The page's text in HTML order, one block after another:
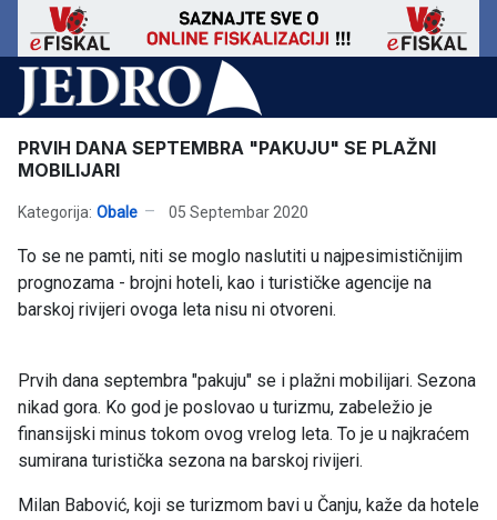
PRVIH DANA SEPTEMBRA "PAKUJU" SE PLAŽNI
MOBILIJARI
Kategorija: Obale 05 Septembar 2020
To se ne pamti, niti se moglo naslutiti u najpesimističnijim
prognozama - brojni hoteli, kao i turističke agencije na
barskoj rivijeri ovoga leta nisu ni otvoreni.
Prvih dana septembra "pakuju" se i plažni mobilijari. Sezona
nikad gora. Ko god je poslovao u turizmu, zabeležio je
finansijski minus tokom ovog vrelog leta. To je u najkraćem
sumirana turistička sezona na barskoj rivijeri.
Milan Babović, koji se turizmom bavi u Čanju, kaže da hotele